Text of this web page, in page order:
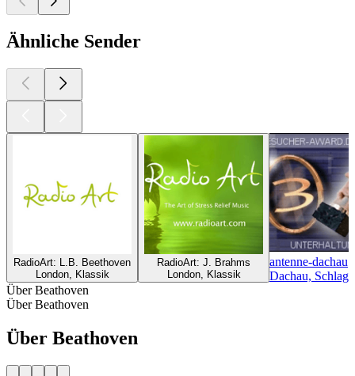
Ähnliche Sender
RadioArt: L.B. Beethoven
London, Klassik
RadioArt: J. Brahms
London, Klassik
antenne-dachau
Dachau,
Über Beathoven
Über Beathoven
Über Beathoven